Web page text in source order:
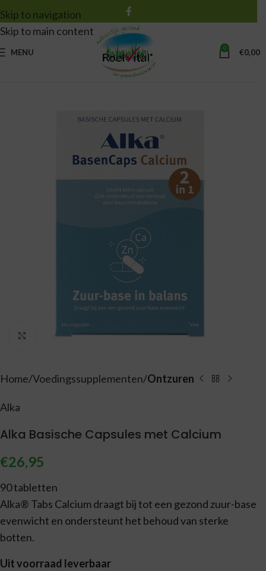
Skip to navigation
Skip to main content
MENU 0 €0,00
Vergroten
Home Voedingssupplementen Ontzuren
Alka
Alka Basische Capsules met Calcium
€26,95
90 tabletten
Alka® Tabs Calcium draagt bij tot een gezond zuur-base
evenwicht en ondersteunt het behoud van sterke
botten.
Uit voorraad leverbaar